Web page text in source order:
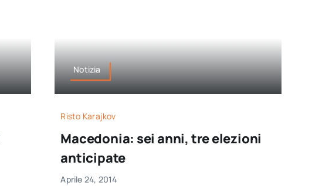
Notizia
Risto Karajkov
Macedonia: sei anni, tre elezioni
anticipate
Aprile 24, 2014